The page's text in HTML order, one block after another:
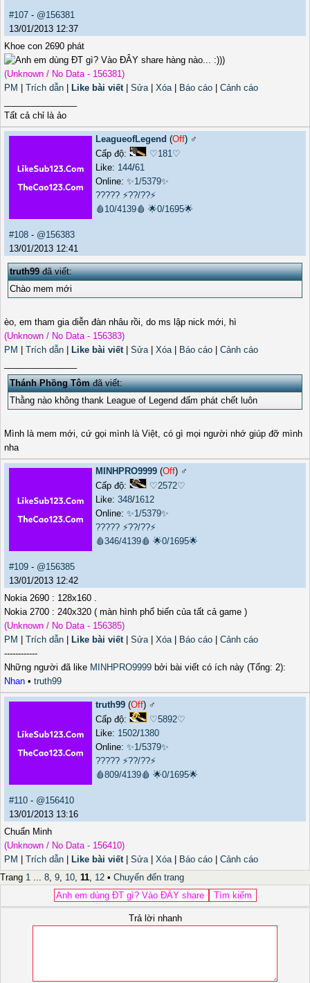
#107 - @156381
13/01/2013 12:37
Khoe con 2690 phát
(Unknown / No Data - 156381)
PM
Trích dẫn Like bài viết| Sửa| Xóa| Báo cáo
Cảnh cáo
Tất cả chỉ là ảo
LeagueofLegend (Off) ♂️
Cấp độ:
♡181♡
Like: 144/61
Online: ✨1/5379✨
????? ⚡??/??⚡
🩸10/4139🩸 🌟0/1695🌟
#108 - @156383
13/01/2013 12:41
truth99đã viết:
Chào mem mới
èo, em tham gia diễn đàn nhâu rồi, do ms lập nick mới, hì
(Unknown / No Data - 156383)
PM
Trích dẫn Like bài viết| Sửa| Xóa| Báo cáo
Cảnh cáo
Thánh Phồng Tômđã viết:
Thằng nào không thank League of Legend đấm phát chết luôn
Mình là mem mới, cứ gọi mình là Việt, có gì mọi người nhớ giúp đỡ mình
nha
MINHPRO9999 (Off) ♂️
Cấp độ:
♡2572♡
Like: 348/1612
Online: ✨1/5379✨
????? ⚡??/??⚡
🩸346/4139🩸 🌟0/1695🌟
#109 - @156385
13/01/2013 12:42
Nokia 2690 : 128x160 .
Nokia 2700 : 240x320 ( màn hình phổ biến của tất cả game )
(Unknown / No Data - 156385)
PM
Trích dẫn Like bài viết| Sửa| Xóa| Báo cáo
Cảnh cáo
------------
Những người đã like MINHPRO9999 bởi bài viết có ích này (Tổng: 2):
Nhan • truth99
truth99 (Off) ♂️
Cấp độ:
♡5892♡
Like: 1502/1380
Online: ✨1/5379✨
????? ⚡??/??⚡
🩸809/4139🩸 🌟0/1695🌟
#110 - @156410
13/01/2013 13:16
Chuẩn Minh
(Unknown / No Data - 156410)
PM
Trích dẫn Like bài viết| Sửa| Xóa| Báo cáo
Cảnh cáo
Trang 1 ... 8, 9, 10, 11, 12 • Chuyển đến trang
Trả lời nhanh